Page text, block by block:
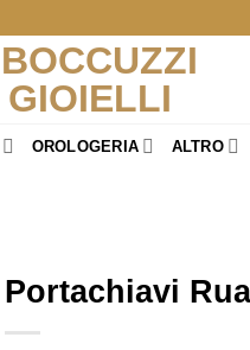
OROLOGERIA ALTRO
Portachiavi